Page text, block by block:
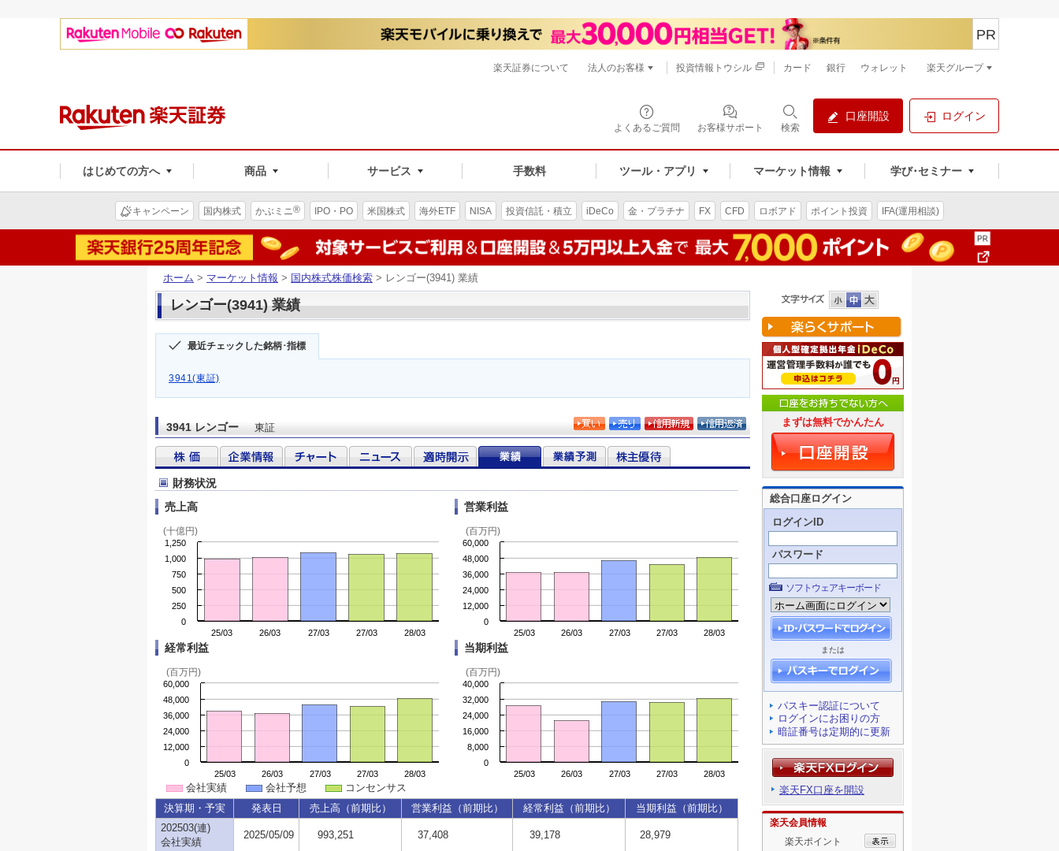
よくあるご質問 お客様サポート 検索
口座開設 ログイン
はじめての方へ 商品 サービス 手数料 ツール・アプリ マーケット情報 学び･セミナー
PR
楽天証券について 法人のお客様 投資情報トウシル カード 銀行 ウォレット 楽天グループ
キャンペーン 国内株式 かぶミニ® IPO・PO 米国株式 海外ETF NISA 投資信託・積立 iDeCo 金・プラチナ FX CFD ロボアド ポイント投資 IFA(運用相談)
ホーム > マーケット情報 > 国内株式株価検索 > レンゴー(3941) 業績
レンゴー(3941) 業績
最近チェックした銘柄･指標
3941(東証)
3941 レンゴー 東証 まずは無料でかんたん
総合口座ログイン
ログインID
パスワード
ソフトウェアキーボード
または
パスキー認証について
ログインにお困りの方
暗証番号は定期的に更新
楽天FX口座を開設
楽天会員情報
楽天ポイント